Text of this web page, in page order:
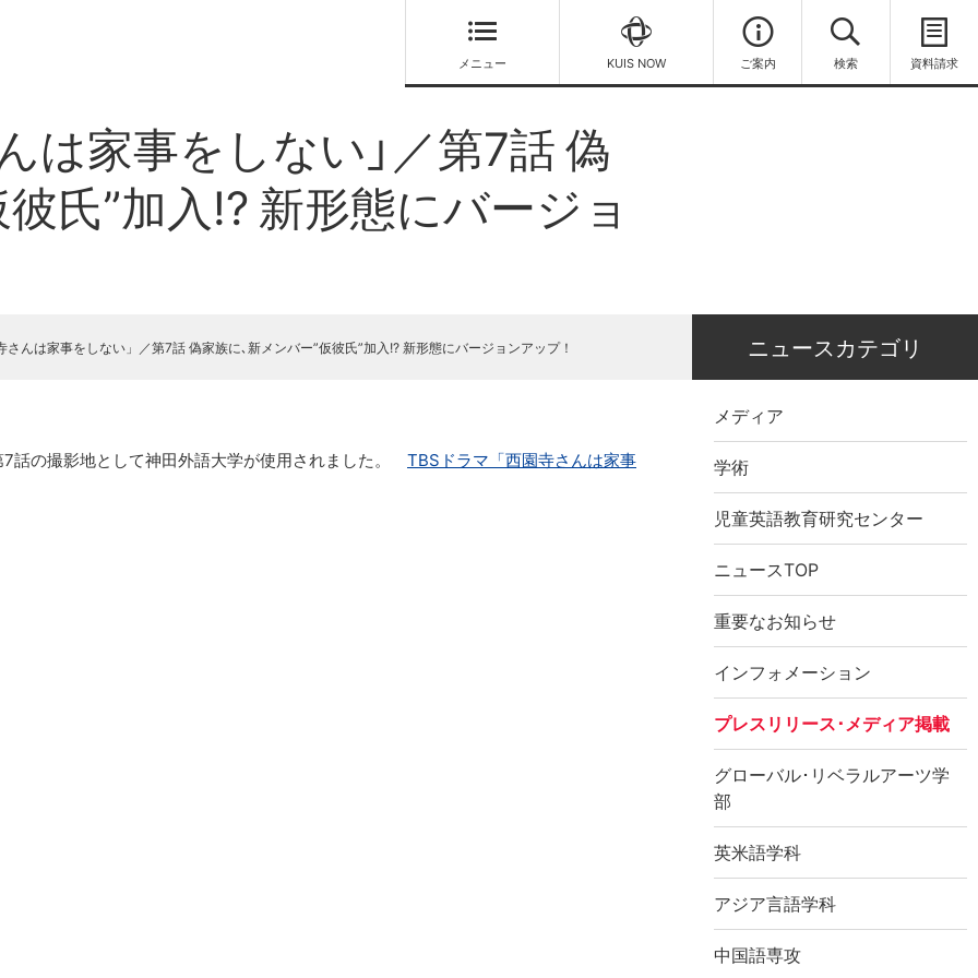
メニュー KUIS NOW ご案内 検索 資料請求
は家事をしない」／第7話 偽
氏”加入!? 新形態にバージョ
さんは家事をしない」／第7話 偽家族に､新メンバー”仮彼氏”加入!? 新形態にバージョンアップ！
話の撮影地として神田外語大学が使用されました。 TBSドラマ「西園寺さんは家事
ニュースカテゴリ
メディア
学術
児童英語教育研究センター
ニュースTOP
重要なお知らせ
インフォメーション
プレスリリース･メディア掲載
グローバル･リベラルアーツ学
部
英米語学科
アジア言語学科
中国語専攻